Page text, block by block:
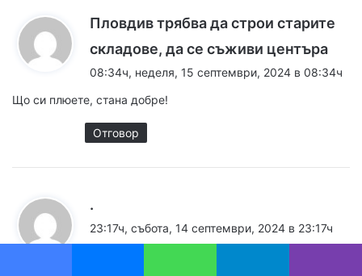
Пловдив трябва да строи старите
складове, да се съживи центъра
а
08:34ч, неделя, 15 септември, 2024 в 08:34ч
Що си плюете, стана добре!
Отговор
.
а
з
23:17ч, събота, 14 септември, 2024 в 23:17ч